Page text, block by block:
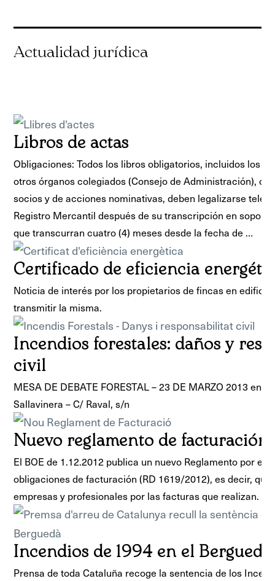
Libros de actas
Obligaciones: Todos los libros obligatorios, incluidos los
otros órganos colegiados (Consejo de Administración), o
socios y de acciones nominativas, deben legalizarse
Registro Mercantil después de su transcripción en
que transcurran cuatro (4) meses desde la fecha de …
Certificado de eficiencia
Noticia de interés por los propietarios de fincas en
transmitir la misma.
Incendios forestales: daños y
civil
MESA DE DEBATE FORESTAL – 23 DE MARZO 2013 en
Sallavinera – C/ Raval, s/n
Nuevo reglamento de facturación
El BOE de 1.12.2012 publica un nuevo Reglamento por el
obligaciones de facturación (RD 1619/2012), es decir,
empresas y profesionales por las facturas que realizan.
Incendios de 1994 en el Berguedà
Prensa de toda Cataluña recoge la sentencia de los